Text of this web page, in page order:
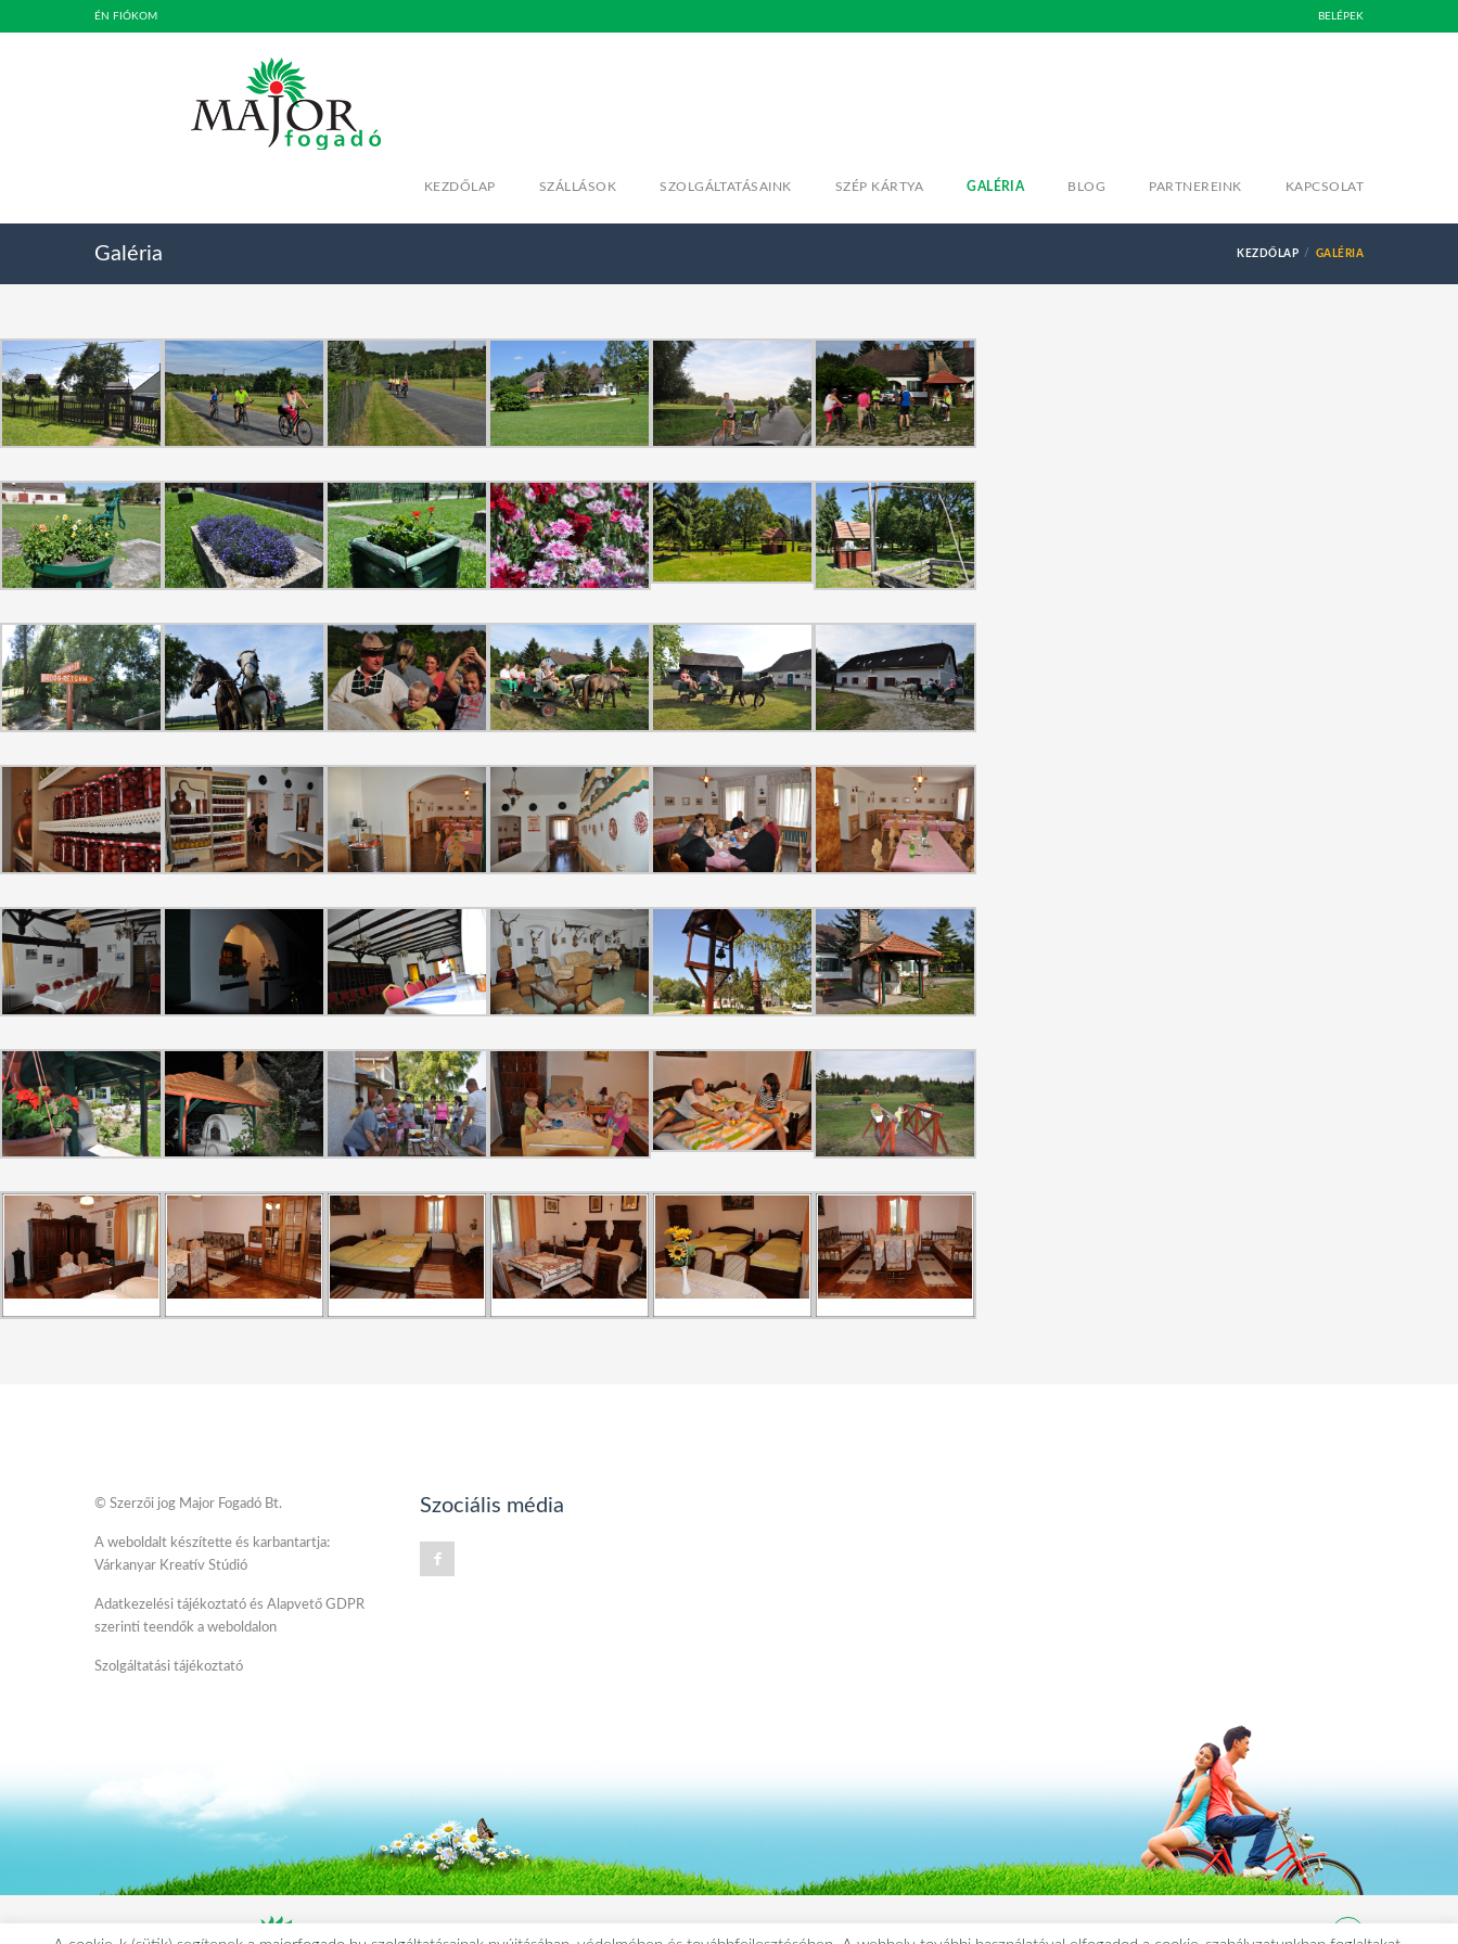
ÉN FIÓKOM BELÉPEK
KEZDŐLAP SZÁLLÁSOK SZOLGÁLTATÁSAINK SZÉP KÁRTYA GALÉRIA BLOG PARTNEREINK KAPCSOLAT
Galéria KEZDŐLAP GALÉRIA
© Szerzői jog Major Fogadó Bt.
A weboldalt készítette és karbantartja:
Várkanyar Kreatív Stúdió
Adatkezelési tájékoztató és Alapvető GDPR
szerinti teendők a weboldalon
Szolgáltatási tájékoztató
Szociális média